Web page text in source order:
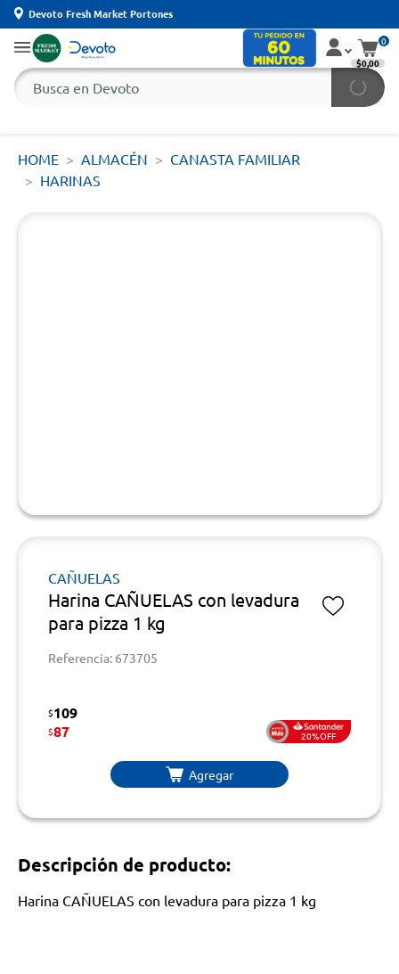
Devoto Fresh Market Portones
0
$0,00
HOME ALMACÉN
CANASTA FAMILIAR
HARINAS
CAÑUELAS
Harina CAÑUELAS con levadura
para pizza 1 kg
Referencia: 673705
$109
$87 20%OFF
Agregar
Descripción de producto:
Harina CAÑUELAS con levadura para pizza 1 kg